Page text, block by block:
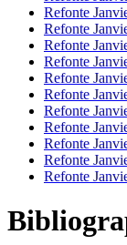
Refonte
Refonte
Refonte
Refonte
Refonte
Refonte
Refonte
Refonte
Refonte
Refonte
Refonte